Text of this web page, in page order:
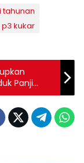
tahunan
p3 kukar
Panji